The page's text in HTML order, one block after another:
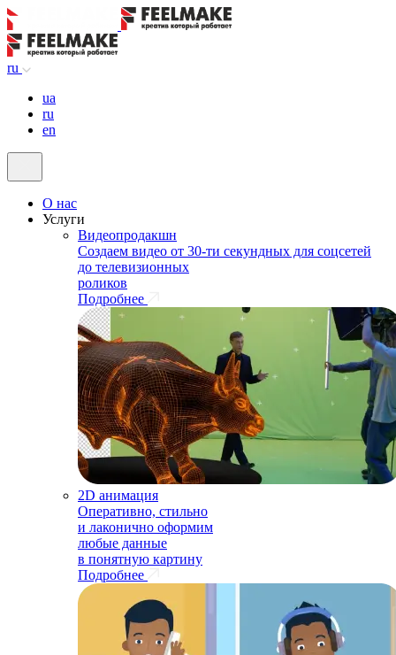
ru
ua
ru
en
О нас
Услуги
Видеопродакшн
Создаем видео от 30-ти секундных для соцсетей
до телевизионных
роликов
Подробнее
2D анимация
Оперативно, стильно
и лаконично оформим
любые данные
в понятную картину
Подробнее